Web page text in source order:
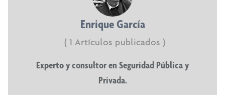
Enrique García
( 1 Artículos publicados )
Experto y consultor en Seguridad Pública y
Privada.